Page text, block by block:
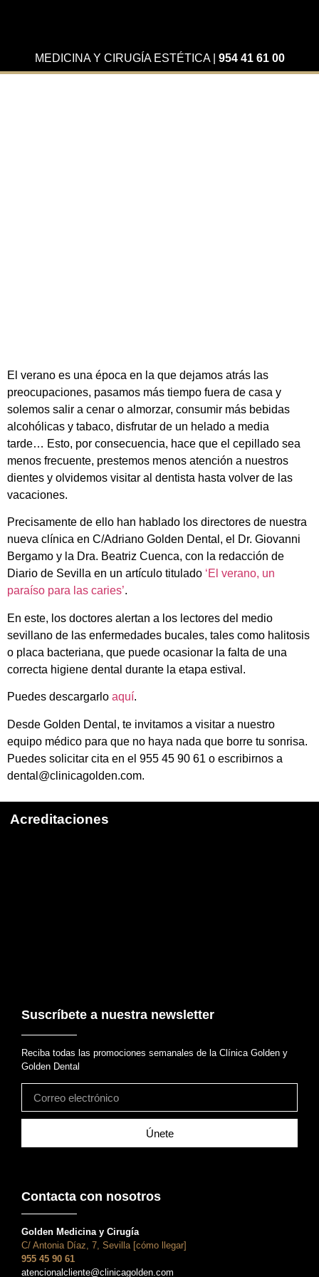
MEDICINA Y CIRUGÍA ESTÉTICA| 954 41 61 00
El verano es una época en la que dejamos atrás las
preocupaciones, pasamos más tiempo fuera de casa y
solemos salir a cenar o almorzar, consumir más bebidas
alcohólicas y tabaco, disfrutar de un helado a media
tarde… Esto, por consecuencia, hace que el cepillado sea
menos frecuente, prestemos menos atención a nuestros
dientes y olvidemos visitar al dentista hasta volver de las
vacaciones.
Precisamente de ello han hablado los directores de nuestra
nueva clínica en C/Adriano Golden Dental, el Dr. Giovanni
Bergamo y la Dra. Beatriz Cuenca, con la redacción de
Diario de Sevilla en un artículo titulado ‘El verano, un
paraíso para las caries’.
En este, los doctores alertan a los lectores del medio
sevillano de las enfermedades bucales, tales como halitosis
o placa bacteriana, que puede ocasionar la falta de una
correcta higiene dental durante la etapa estival.
Puedes descargarlo aquí.
Desde Golden Dental, te invitamos a visitar a nuestro
equipo médico para que no haya nada que borre tu sonrisa.
Puedes solicitar cita en el 955 45 90 61 o escribirnos a
dental@clinicagolden.com.
Acreditaciones
Suscríbete a nuestra newsletter
Reciba todas las promociones semanales de la Clínica Golden y
Golden Dental
Únete
Contacta con nosotros
Golden Medicina y Cirugía
C/ Antonia Díaz, 7, Sevilla [cómo llegar]
955 45 90 61
atencionalcliente@clinicagolden.com